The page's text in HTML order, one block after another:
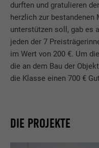
durften und gratulieren
herzlich zur bestandenen
unterstützen soll, gab es
jeden der 7
im Wert von 200 €. Um
die an dem Bau der
die Klasse einen 700 €
DIE PROJEKTE